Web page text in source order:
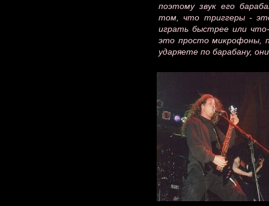
поэтому звук его
том, что триггеры -
играть быстрее или
это просто микрофоны,
ударяете по барабану,